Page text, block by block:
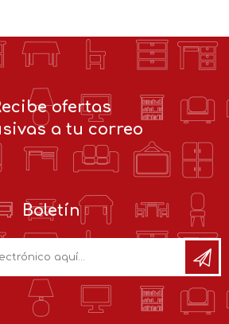
ofertas
a tu correo
Boletín